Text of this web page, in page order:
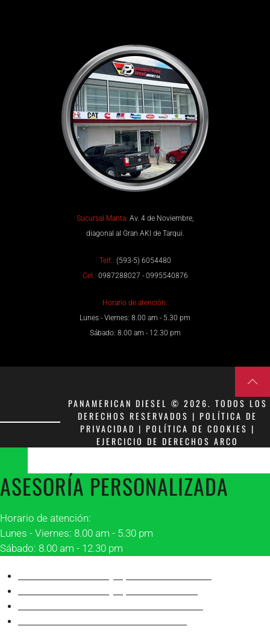
Sucursal Manta: Av. 4 de Noviembre,
diagonal al Gran AKI de Tarqui.
Telf.: (593-5) 6054480
Cel.: 0987288027 - 0995540876
Horario de atención:
Lunes - Viernes: 8.00 am - 5.30 pm
Sábado: 8.00 am - 12.30 pm
PANAMERICAN DIESEL © 2026. TODOS LOS
DERECHOS RESERVADOS | POLÍTICA DE
PRIVACIDAD | POLÍTICA DE COOKIES |
EJERCICIO DE DERECHOS ARCO
ASESORÍA PERSONALIZADA
Horario de atención:
Lunes - Viernes: 8.00 am - 5.30 pm
Sábado: 8.00 am - 12.30 pm